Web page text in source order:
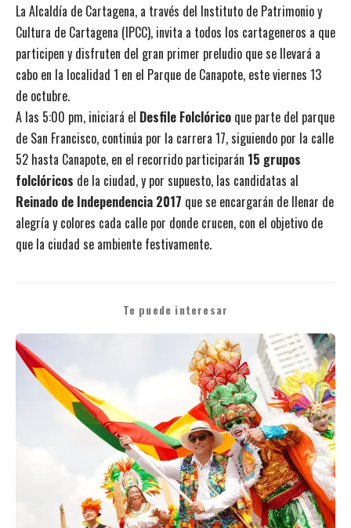
La Alcaldía de Cartagena, a través del Instituto de Patrimonio y
Cultura de Cartagena (IPCC), invita a todos los cartageneros a que
participen y disfruten del gran primer preludio que se llevará a
cabo en la localidad 1 en el Parque de Canapote, este viernes 13
de octubre.
A las 5:00 pm, iniciará el Desfile Folclórico que parte del parque
de San Francisco, continúa por la carrera 17, siguiendo por la calle
52 hasta Canapote, en el recorrido participarán 15 grupos
folclóricos de la ciudad, y por supuesto, las candidatas al
Reinado de Independencia 2017 que se encargarán de llenar de
alegría y colores cada calle por donde crucen, con el objetivo de
que la ciudad se ambiente festivamente.
Te puede interesar